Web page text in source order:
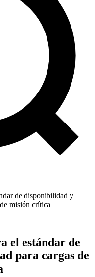
de disponibilidad y
misión crítica
el estándar de
para cargas de